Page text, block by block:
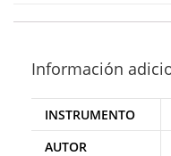
Información
INSTRUMENTO
AUTOR